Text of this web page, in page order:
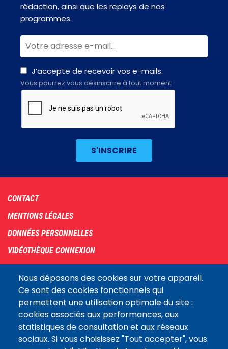
Nous déposons des cookies sur votre appareil.
Ce sont des cookies fonctionnels qui
permettent une utilisation optimale du site :
cookies associés aux performances, aux
statistiques de consultation et aux réseaux
sociaux. Si vous choisissez "Tout accepter", vous
rédaction, ainsi que les replays de nos
programmes.
J’accepte de recevoir vos e-mails.
Vous pourrez vous désinscrire à tout moment
Footer
menu
CONTACT
MENTIONS LÉGALES
DONNÉES PERSONNELLES
VIDÉOTHÈQUE CONNEXION
COOKIES
Assemblée
nationaleLE SITE DE L’ASSEMBLÉE NATIONALE